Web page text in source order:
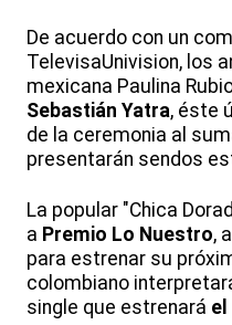
De acuerdo con un
TelevisaUnivision, los
mexicana Paulina
Sebastián Yatra, éste
de la ceremonia al
presentarán sendos
La popular "Chica
a Premio Lo Nuestro,
para estrenar su
colombiano
single que estrenará el